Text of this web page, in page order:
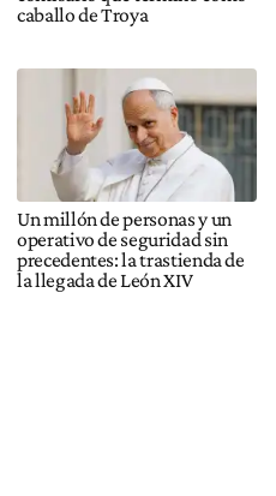
caballo de Troya
Un millón de personas y un
operativo de seguridad sin
precedentes: la trastienda de
la llegada de León XIV